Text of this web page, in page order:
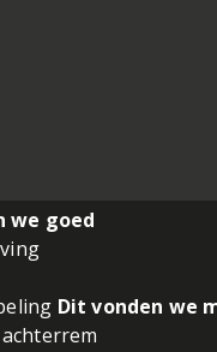
we goed
Dit vonden we